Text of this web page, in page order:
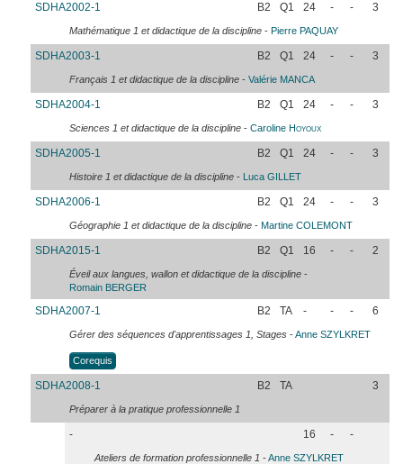
SDHA2002-1 B2 Q1 24 - - 3
Mathématique 1 et didactique de la discipline - Pierre PAQUAY
SDHA2003-1 B2 Q1 24 - - 3
Français 1 et didactique de la discipline - Valérie MANCA
SDHA2004-1 B2 Q1 24 - - 3
Sciences 1 et didactique de la discipline - Caroline Hoyoux
SDHA2005-1 B2 Q1 24 - - 3
Histoire 1 et didactique de la discipline - Luca GILLET
SDHA2006-1 B2 Q1 24 - - 3
Géographie 1 et didactique de la discipline - Martine COLEMONT
SDHA2015-1 B2 Q1 16 - - 2
Éveil aux langues, wallon et didactique de la discipline -
Romain BERGER
SDHA2007-1 B2 TA - - - 6
Gérer des séquences d'apprentissages 1, Stages -Anne SZYLKRET
Corequis
SDHA2008-1 B2 TA 3
Préparer à la pratique professionnelle 1
- 16 - -
Ateliers de formation professionnelle 1 -Anne SZYLKRET